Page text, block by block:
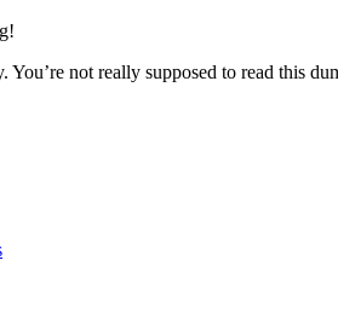
You’re not really supposed to read this